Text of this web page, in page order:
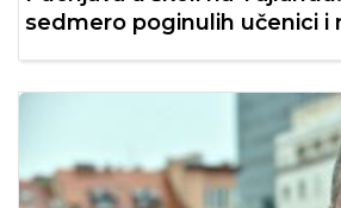
sedmero poginulih učenici i